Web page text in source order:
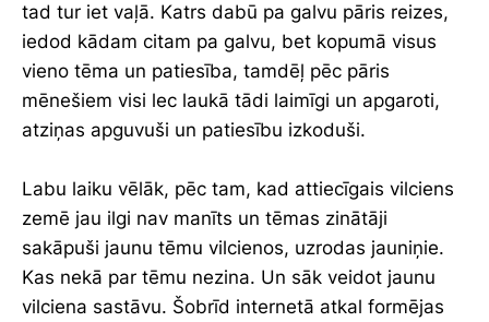
tad tur iet vaļā. Katrs dabū pa galvu pāris reizes,
iedod kādam citam pa galvu, bet kopumā visus
vieno tēma un patiesība, tamdēļ pēc pāris
mēnešiem visi lec laukā tādi laimīgi un apgaroti,
atziņas apguvuši un patiesību izkoduši.
Labu laiku vēlāk, pēc tam, kad attiecīgais vilciens
zemē jau ilgi nav manīts un tēmas zinātāji
sakāpuši jaunu tēmu vilcienos, uzrodas jauniņie.
Kas nekā par tēmu nezina. Un sāk veidot jaunu
vilciena sastāvu. Šobrīd internetā atkal formējas